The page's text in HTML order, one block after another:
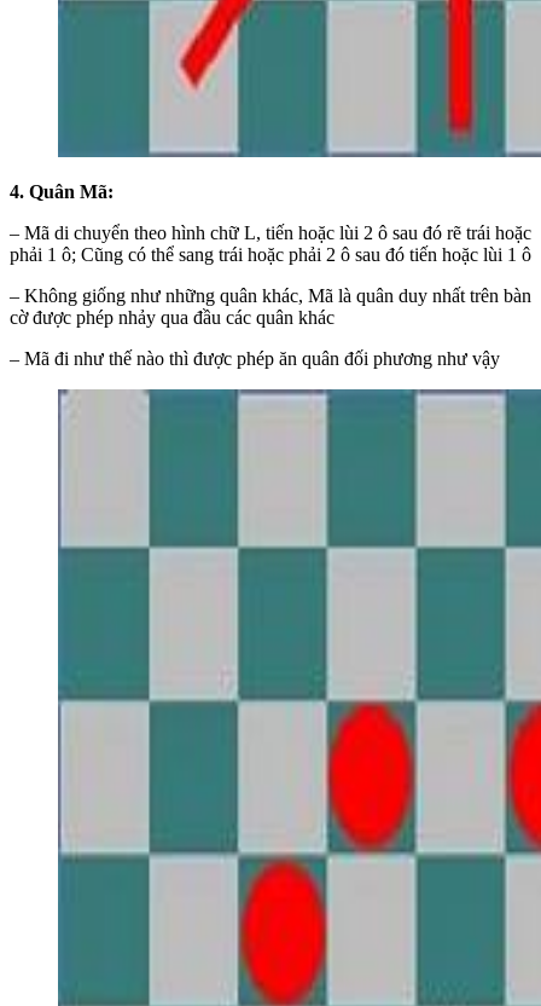
4. Quân Mã:
– Mã di chuyển theo hình chữ L, tiến hoặc lùi 2 ô sau đó rẽ trái hoặc
phải 1 ô; Cũng có thể sang trái hoặc phải 2 ô sau đó tiến hoặc lùi 1 ô
– Không giống như những quân khác, Mã là quân duy nhất trên bàn
cờ được phép nhảy qua đầu các quân khác
– Mã đi như thế nào thì được phép ăn quân đối phương như vậy